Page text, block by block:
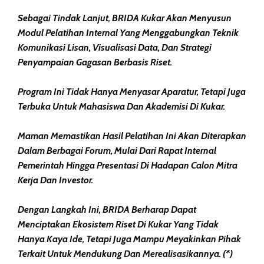
Sebagai Tindak Lanjut, BRIDA Kukar Akan Menyusun
Modul Pelatihan Internal Yang Menggabungkan Teknik
Komunikasi Lisan, Visualisasi Data, Dan Strategi
Penyampaian Gagasan Berbasis Riset.
Program Ini Tidak Hanya Menyasar Aparatur, Tetapi Juga
Terbuka Untuk Mahasiswa Dan Akademisi Di Kukar.
Maman Memastikan Hasil Pelatihan Ini Akan Diterapkan
Dalam Berbagai Forum, Mulai Dari Rapat Internal
Pemerintah Hingga Presentasi Di Hadapan Calon Mitra
Kerja Dan Investor.
Dengan Langkah Ini, BRIDA Berharap Dapat
Menciptakan Ekosistem Riset Di Kukar Yang Tidak
Hanya Kaya Ide, Tetapi Juga Mampu Meyakinkan Pihak
Terkait Untuk Mendukung Dan Merealisasikannya. (*)